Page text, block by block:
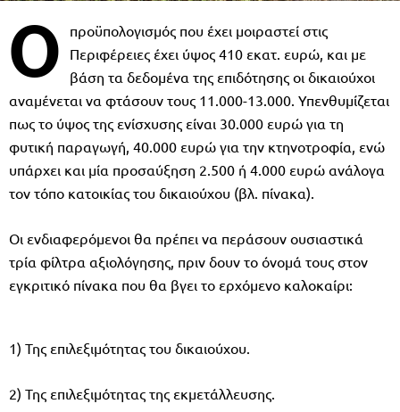
Ο
προϋπολογισµός που έχει µοιραστεί στις
Περιφέρειες έχει ύψος 410 εκατ. ευρώ, και µε
βάση τα δεδοµένα της επιδότησης οι δικαιούχοι
αναµένεται να φτάσουν τους 11.000-13.000. Υπενθυµίζεται
πως το ύψος της ενίσχυσης είναι 30.000 ευρώ για τη
φυτική παραγωγή, 40.000 ευρώ για την κτηνοτροφία, ενώ
υπάρχει και µία προσαύξηση 2.500 ή 4.000 ευρώ ανάλογα
τον τόπο κατοικίας του δικαιούχου (βλ. πίνακα).
Οι ενδιαφερόµενοι θα πρέπει να περάσουν ουσιαστικά
τρία φίλτρα αξιολόγησης, πριν δουν το όνοµά τους στον
εγκριτικό πίνακα που θα βγει το ερχόµενο καλοκαίρι:
1) Της επιλεξιµότητας του δικαιούχου.
2) Της επιλεξιµότητας της εκµετάλλευσης.